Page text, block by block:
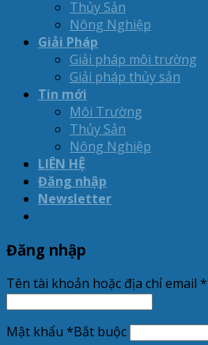
Thủy Sản
Nông Nghiệp
Giải Pháp
Giải pháp môi trường
Giải pháp thủy sản
Tin mới
Môi Trường
Thủy Sản
Nông Nghiệp
LIÊN HỆ
Đăng nhập
Newsletter
Đăng nhập
Tên tài khoản hoặc địa chỉ email *
Mật khẩu *Bắt buộc